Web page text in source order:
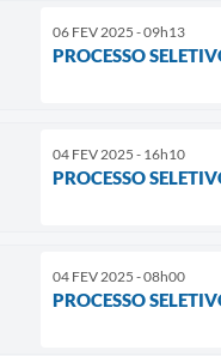
06 FEV 2025 - 09h13
PROCESSO
04 FEV 2025 - 16h10
PROCESSO
04 FEV 2025 - 08h00
PROCESSO